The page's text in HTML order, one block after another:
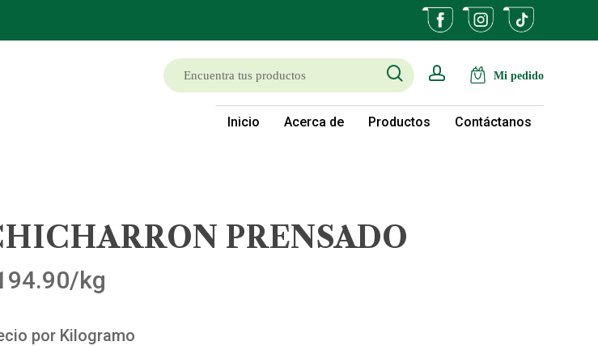
Inicio Acerca de Productos Contáctanos
searchaccount
PRENSADO
/kg
por Kilogramo